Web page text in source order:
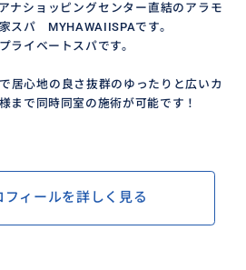
ナショッピングセンター直結のアラモ
スパ MYHAWAIISPAです。
ライベートスパです。
居心地の良さ抜群のゆったりと広いカ
まで同時同室の施術が可能です！
フィールを詳しく見る